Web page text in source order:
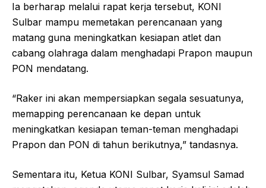
Ia berharap melalui rapat kerja tersebut, KONI
Sulbar mampu memetakan perencanaan yang
matang guna meningkatkan kesiapan atlet dan
cabang olahraga dalam menghadapi Prapon maupun
PON mendatang.
“Raker ini akan mempersiapkan segala sesuatunya,
memapping perencanaan ke depan untuk
meningkatkan kesiapan teman-teman menghadapi
Prapon dan PON di tahun berikutnya,” tandasnya.
Sementara itu, Ketua KONI Sulbar, Syamsul Samad